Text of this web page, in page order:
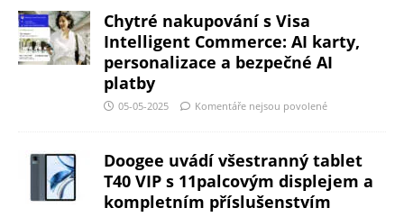
Chytré nakupování s Visa
Intelligent Commerce: AI karty,
personalizace a bezpečné AI
platby
05-05-2025 Komentáře nejsou povolené
Doogee uvádí všestranný tablet
T40 VIP s 11palcovým displejem a
kompletním příslušenstvím